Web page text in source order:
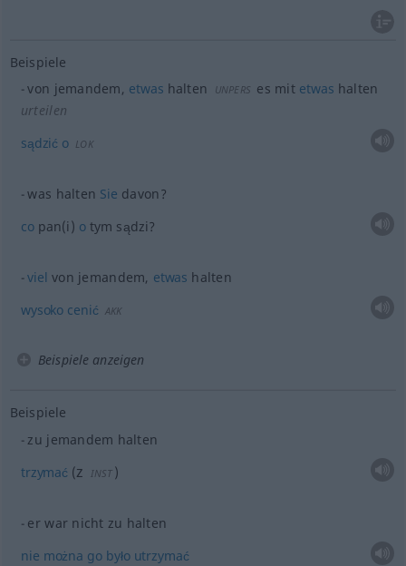
Beispiele
von jemandem, etwas halten UNPERS es mit etwas halten
urteilen
sądzić o LOK
was halten Sie davon?
copan(i) otym sądzi?
viel von jemandem, etwas halten
wysoko cenić AKK
Beispiele anzeigen
Beispiele
zu jemandem halten
trzymać (z INST )
er war nicht zu halten
nie można go było utrzymać